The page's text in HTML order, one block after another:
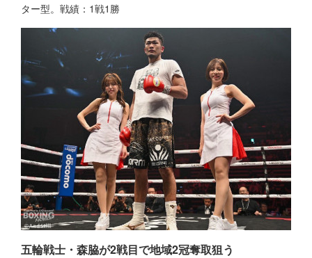
ター型。戦績：1戦1勝
五輪戦士・森脇が2戦目で地域2冠奪取狙う